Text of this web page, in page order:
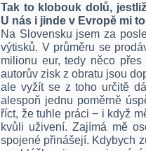
Tak to klobouk dolů,
U nás i jinde v Evropě mi
Na Slovensku jsem za
výtisků. V průměru se
milionu eur, tedy něco
autorův zisk z obratu jsou
ale vyžít se z toho určitě
alespoň jednu poměrně
říct, že tuhle práci − i když
kvůli uživení. Zajímá mě
spojené přinášejí. Kdybych